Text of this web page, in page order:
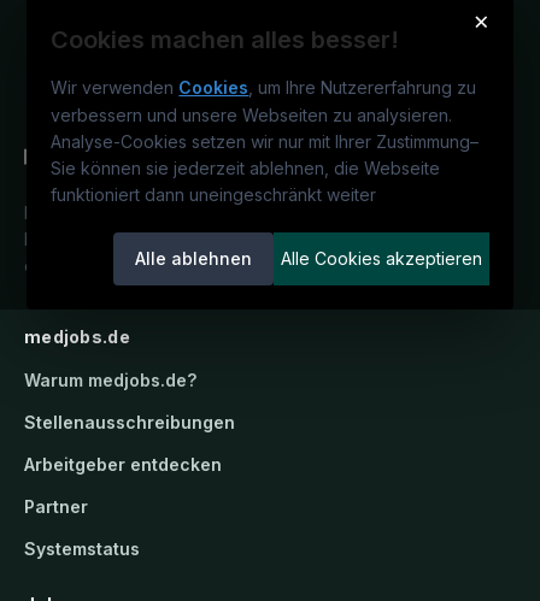
×
Cookies machen alles besser!
Wir verwenden Cookies , um Ihre Nutzererfahrung zu
verbessern und unsere Webseiten zu analysieren.
Analyse-Cookies setzen wir nur mit Ihrer Zustimmung–
Sie können sie jederzeit ablehnen, die Webseite
funktioniert dann uneingeschränkt weiter
Alle ablehnen Alle Cookies akzeptieren
Deutschlands medizinisches
Karriereportal.Ein Service der
candidatis GmbH.
medjobs.de
Warum medjobs.de?
Stellenausschreibungen
Arbeitgeber entdecken
Partner
Systemstatus